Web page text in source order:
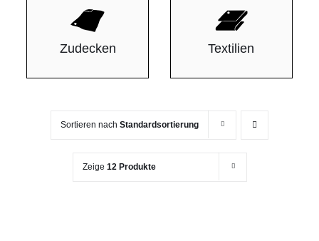
Zudecken Textilien
Sortieren nach Standardsortierung
Zeige 12 Produkte